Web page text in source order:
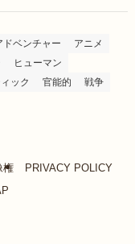
ドベンチャー
アニメ
ヒューマン
ック 官能的
戦争
権
PRIVACY POLICY